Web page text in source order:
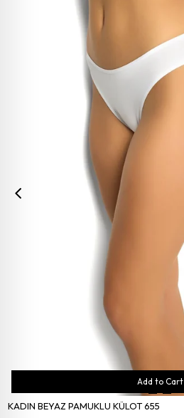
KADIN BEYAZ PAMUKLU KÜLOT 655
Add to Cart